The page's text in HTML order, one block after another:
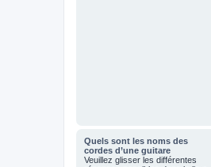
Quels sont les noms des
cordes d’une guitare
Veuillez glisser les différentes